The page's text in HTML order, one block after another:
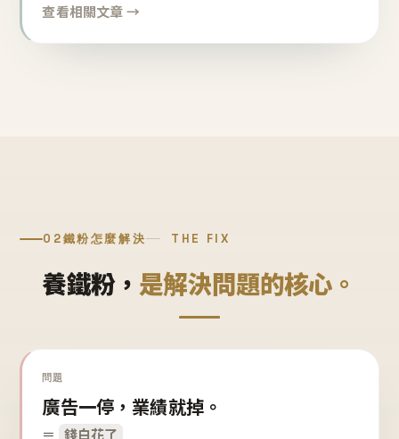
查看相關文章 →
02鐵粉怎麼解決 THE FIX
養鐵粉， 是解決問題的核心。
問題
廣告一停，業績就掉。
＝ 錢白花了